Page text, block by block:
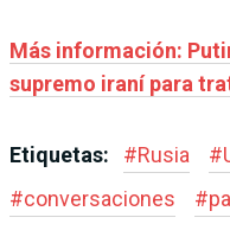
Más información:
supremo iraní para
Etiquetas: #Rusia #
#conversaciones #